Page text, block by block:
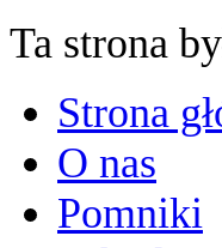
Ta strona
Strona
O nas
Pomniki